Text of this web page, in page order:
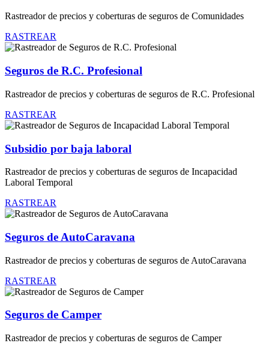
Rastreador de precios y coberturas de seguros de Comunidades
RASTREAR
Seguros de R.C. Profesional
Rastreador de precios y coberturas de seguros de R.C. Profesional
RASTREAR
Subsidio por baja laboral
Rastreador de precios y coberturas de seguros de Incapacidad
Laboral Temporal
RASTREAR
Seguros de AutoCaravana
Rastreador de precios y coberturas de seguros de AutoCaravana
RASTREAR
Seguros de Camper
Rastreador de precios y coberturas de seguros de Camper